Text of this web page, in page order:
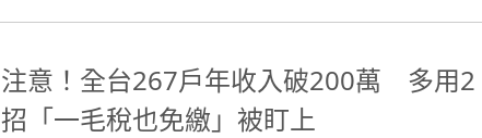
注意！全台267戶年收入破200萬 多用2
招「一毛稅也免繳」被盯上